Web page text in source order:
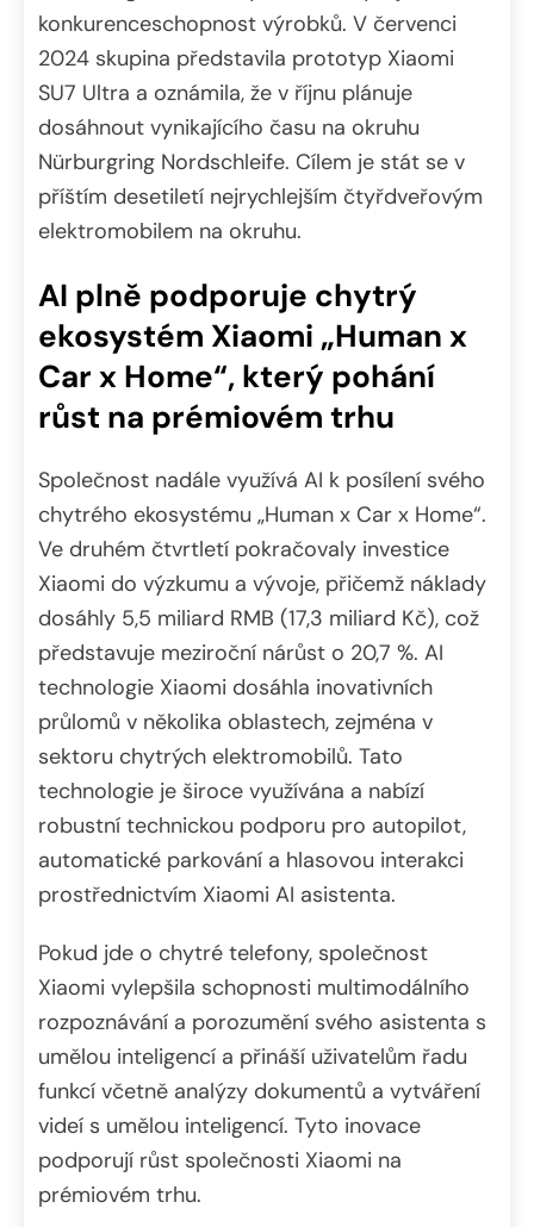
konkurenceschopnost výrobků. V červenci
2024 skupina představila prototyp Xiaomi
SU7 Ultra a oznámila, že v říjnu plánuje
dosáhnout vynikajícího času na okruhu
Nürburgring Nordschleife. Cílem je stát se v
příštím desetiletí nejrychlejším čtyřdveřovým
elektromobilem na okruhu.
AI plně podporuje chytrý
ekosystém Xiaomi „Human x
Car x Home“, který pohání
růst na prémiovém trhu
Společnost nadále využívá AI k posílení svého
chytrého ekosystému „Human x Car x Home“.
Ve druhém čtvrtletí pokračovaly investice
Xiaomi do výzkumu a vývoje, přičemž náklady
dosáhly 5,5 miliard RMB (17,3 miliard Kč), což
představuje meziroční nárůst o 20,7 %. AI
technologie Xiaomi dosáhla inovativních
průlomů v několika oblastech, zejména v
sektoru chytrých elektromobilů. Tato
technologie je široce využívána a nabízí
robustní technickou podporu pro autopilot,
automatické parkování a hlasovou interakci
prostřednictvím Xiaomi AI asistenta.
Pokud jde o chytré telefony, společnost
Xiaomi vylepšila schopnosti multimodálního
rozpoznávání a porozumění svého asistenta s
umělou inteligencí a přináší uživatelům řadu
funkcí včetně analýzy dokumentů a vytváření
videí s umělou inteligencí. Tyto inovace
podporují růst společnosti Xiaomi na
prémiovém trhu.